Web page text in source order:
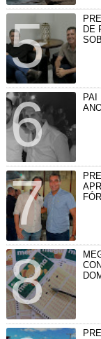
DE
PAI